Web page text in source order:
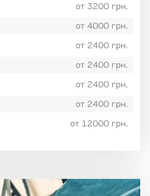
от 3200 грн.
от 4000 грн.
от 2400 грн.
от 2400 грн.
от 2400 грн.
от 2400 грн.
от 12000 грн.